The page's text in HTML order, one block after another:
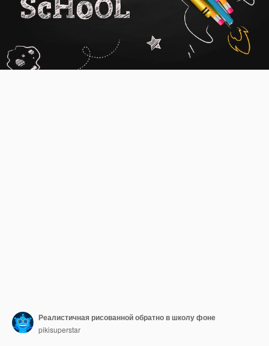
Реалистичная рисованной обратно в школу фоне
pikisuperstar